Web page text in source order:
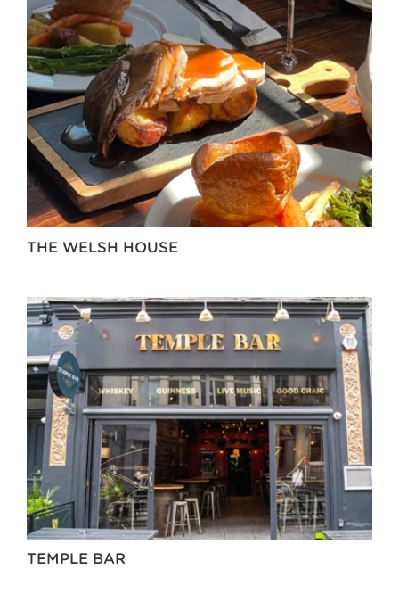
THE WELSH HOUSE
TEMPLE BAR